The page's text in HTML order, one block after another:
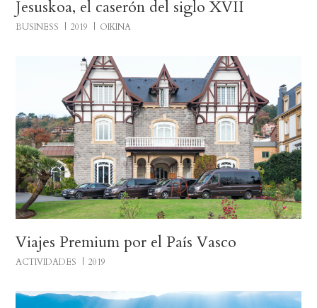
Jesuskoa, el caserón del siglo XVII
BUSINESS 2019 OIKINA
Viajes Premium por el País Vasco
ACTIVIDADES 2019